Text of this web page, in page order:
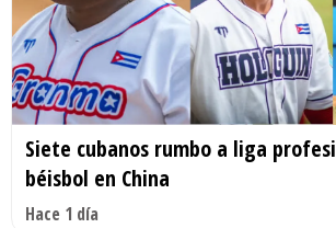
Siete cubanos rumbo a liga
béisbol en China
Hace 1 día